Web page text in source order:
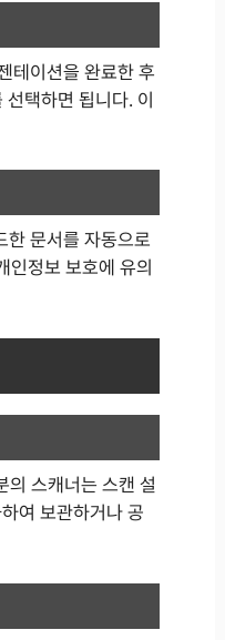
테이션을 완료한 후
선택하면 됩니다. 이
한 문서를 자동으로
인정보 보호에 유의
의 스캐너는 스캔 설
여 보관하거나 공